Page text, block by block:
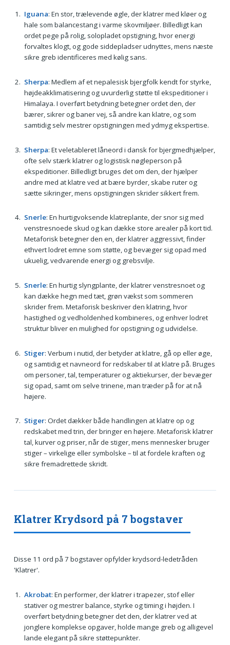
Iguana: En stor, trælevende øgle, der klatrer med kløer og
hale som balancestang i varme skovmiljøer. Billedligt kan
ordet pege på rolig, solopladet opstigning, hvor energi
forvaltes klogt, og gode siddepladser udnyttes, mens næste
sikre greb identificeres med kølig sans.
Sherpa: Medlem af et nepalesisk bjergfolk kendt for styrke,
højdeakklimatisering og uvurderlig støtte til ekspeditioner i
Himalaya. I overført betydning betegner ordet den, der
bærer, sikrer og baner vej, så andre kan klatre, og som
samtidig selv mestrer opstigningen med ydmyg ekspertise.
Sherpa: Et veletableret låneord i dansk for bjergmedhjælper,
ofte selv stærk klatrer og logistisk nøgleperson på
ekspeditioner. Billedligt bruges det om den, der hjælper
andre med at klatre ved at bære byrder, skabe ruter og
sætte sikringer, mens opstigningen skrider sikkert frem.
Snerle: En hurtigvoksende klatreplante, der snor sig med
venstresnoede skud og kan dække store arealer på kort tid.
Metaforisk betegner den en, der klatrer aggressivt, finder
ethvert lodret emne som støtte, og bevæger sig opad med
ukuelig, vedvarende energi og grebsvilje.
Snerle: En hurtig slyngplante, der klatrer venstresnoet og
kan dække hegn med tæt, grøn vækst som sommeren
skrider frem. Metaforisk beskriver den klatring, hvor
hastighed og vedholdenhed kombineres, og enhver lodret
struktur bliver en mulighed for opstigning og udvidelse.
Stiger: Verbum i nutid, der betyder at klatre, gå op eller øge,
og samtidig et navneord for redskaber til at klatre på. Bruges
om personer, tal, temperaturer og aktiekurser, der bevæger
sig opad, samt om selve trinene, man træder på for at nå
højere.
Stiger: Ordet dækker både handlingen at klatre op og
redskabet med trin, der bringer en højere. Metaforisk klatrer
tal, kurver og priser, når de stiger, mens mennesker bruger
stiger – virkelige eller symbolske – til at fordele kraften og
sikre fremadrettede skridt.
Klatrer Krydsord på 7 bogstaver
Disse 11 ord på 7 bogstaver opfylder krydsord-ledetråden
'Klatrer'.
Akrobat: En performer, der klatrer i trapezer, stof eller
stativer og mestrer balance, styrke og timing i højden. I
overført betydning betegner det den, der klatrer ved at
jonglere komplekse opgaver, holde mange greb og alligevel
lande elegant på sikre støttepunkter.